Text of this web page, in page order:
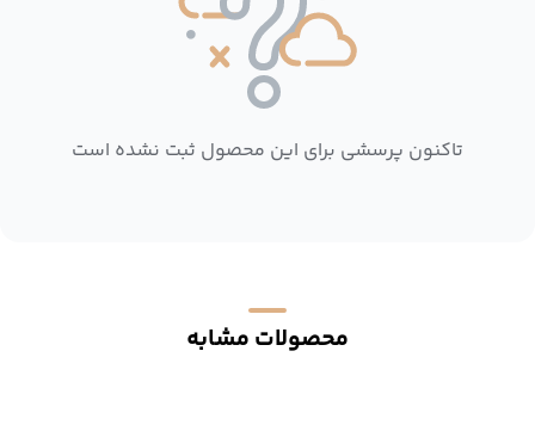
تاکنون پرسشی برای این محصول ثبت نشده است
محصولات مشابه